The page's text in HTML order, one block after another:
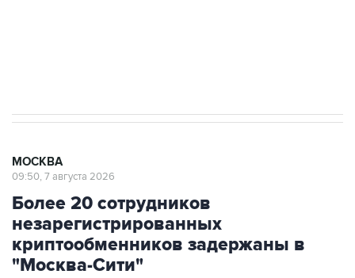
МОСКВА
09:50, 7 августа 2026
Более 20 сотрудников
незарегистрированных
криптообменников задержаны в
"Москва-Сити"